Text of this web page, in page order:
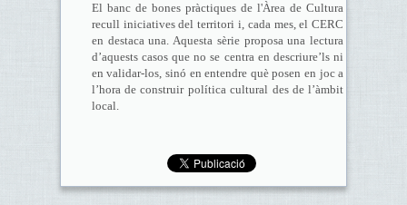
El banc de bones pràctiques de l'Àrea de Cultura
recull iniciatives del territori i, cada mes, el CERC
en destaca una. Aquesta sèrie proposa una lectura
d’aquests casos que no se centra en descriure’ls ni
en validar-los, sinó en entendre què posen en joc a
l’hora de construir política cultural des de l’àmbit
local.